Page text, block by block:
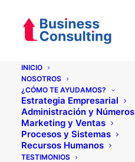
INICIO
NOSOTROS
¿CÓMO TE AYUDAMOS?
Estrategia Empresarial
Administración y Números
Marketing y Ventas
Procesos y Sistemas
Recursos Humanos
TESTIMONIOS
Categorías
Testimonios(5)
Tips de Negocios